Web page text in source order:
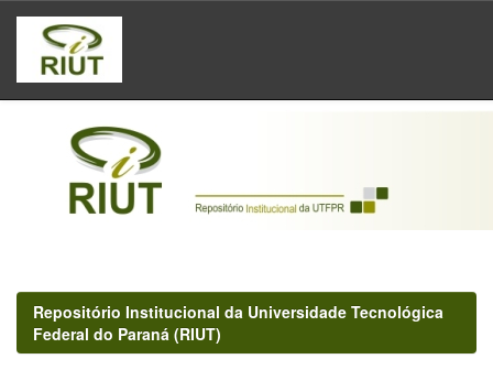
Skip
navigation
Repositório Institucional da Universidade Tecnológica
Federal do Paraná (RIUT)